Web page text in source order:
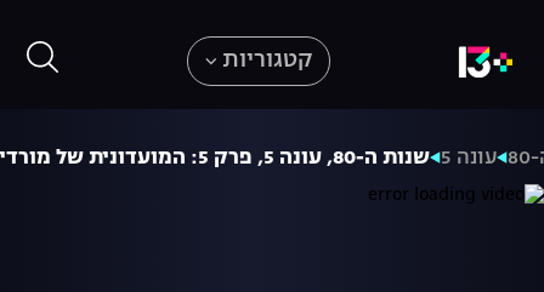
קטגוריות
עונה 5 שנות ה-80, עונה 5, פרק 5: המועדונית של מורדי